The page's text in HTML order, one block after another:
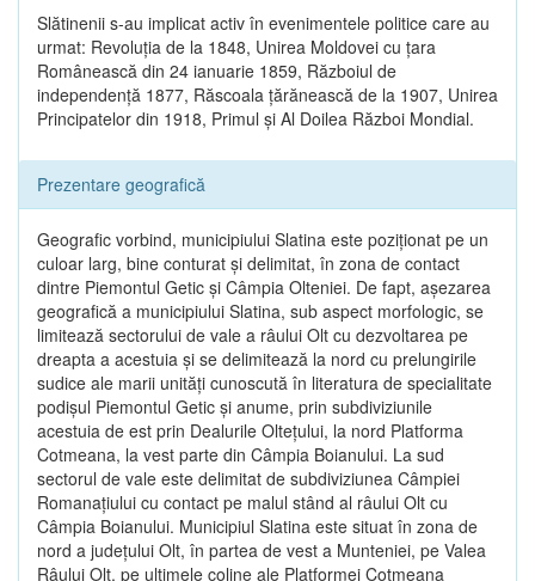
Slătinenii s-au implicat activ în evenimentele politice care au
urmat: Revoluţia de la 1848, Unirea Moldovei cu ţara
Românească din 24 ianuarie 1859, Războiul de
independenţă 1877, Răscoala ţărănească de la 1907, Unirea
Principatelor din 1918, Primul şi Al Doilea Război Mondial.
Prezentare geografică
Geografic vorbind, municipiului Slatina este poziţionat pe un
culoar larg, bine conturat şi delimitat, în zona de contact
dintre Piemontul Getic şi Câmpia Olteniei. De fapt, aşezarea
geografică a municipiului Slatina, sub aspect morfologic, se
limitează sectorului de vale a râului Olt cu dezvoltarea pe
dreapta a acestuia şi se delimitează la nord cu prelungirile
sudice ale marii unităţi cunoscută în literatura de specialitate
podişul Piemontul Getic şi anume, prin subdiviziunile
acestuia de est prin Dealurile Olteţului, la nord Platforma
Cotmeana, la vest parte din Câmpia Boianului. La sud
sectorul de vale este delimitat de subdiviziunea Câmpiei
Romanaţiului cu contact pe malul stând al râului Olt cu
Câmpia Boianului. Municipiul Slatina este situat în zona de
nord a judeţului Olt, în partea de vest a Munteniei, pe Valea
Râului Olt, pe ultimele coline ale Platformei Cotmeana